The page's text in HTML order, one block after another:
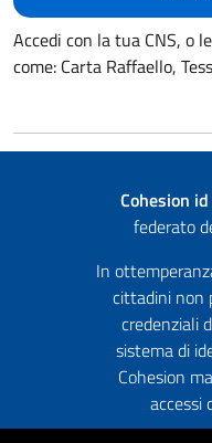
Accedi con la tua CNS, o
come: Carta Raffaello,
Cohesion id
federato
In
cittadini non
credenziali
sistema di
Cohesion
accessi